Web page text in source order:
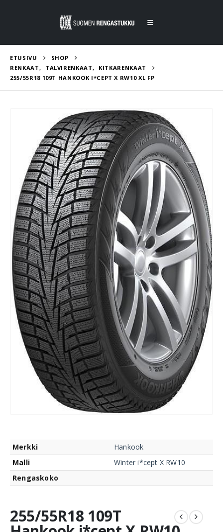
ETUSIVU
SHOP
RENKAAT, TALVIRENKAAT,
KITKARENKAAT
255/55R18 109T HANKOOK I*CEPT X RW10 XL FP
Merkki
Hankook
Malli
Winter i*cept X RW10
Rengaskoko
255/55R18 109T